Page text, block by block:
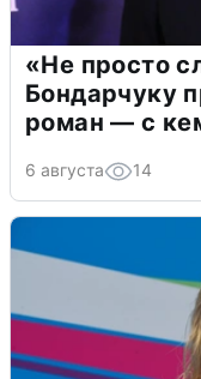
«Не просто
Бондарчуку
роман — с
6 августа 14